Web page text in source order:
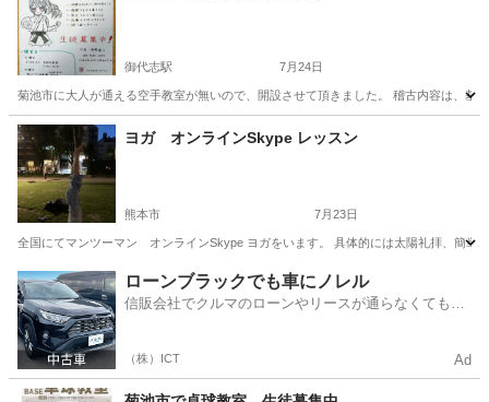
御代志駅 7月24日
菊池市に大人が通える空手教室が無いので、開設させて頂きました。 稽古内容は、基
熊本 菊池市 御代志駅 空手/他格闘技
ヨガ オンラインSkype レッスン
熊本市 7月23日
全国にてマンツーマン オンラインSkype ヨガをいます。 具体的には太陽礼拝、簡単
熊本 熊本市 ヨガ オンライン
ローンブラックでも車にノレル
信販会社でクルマのローンやリースが通らなくてもク
（株）ICT Ad